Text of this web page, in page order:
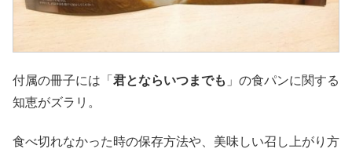
付属の冊子には「 君とならいつまでも 」の食パンに関する
知恵がズラリ。
食べ切れなかった時の保存方法や、美味しい召し上がり方